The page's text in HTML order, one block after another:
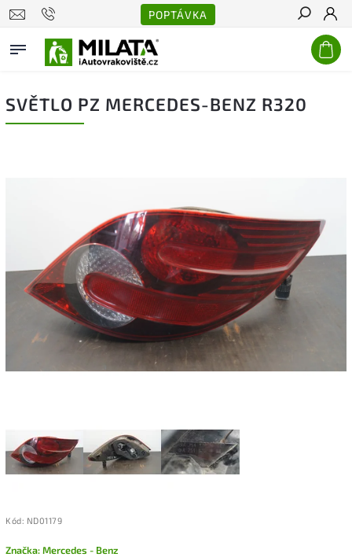
POPTÁVKA
Hledat
SVĚTLO PZ MERCEDES-BENZ R320
Kód: ND01179
Značka:Mercedes - Benz